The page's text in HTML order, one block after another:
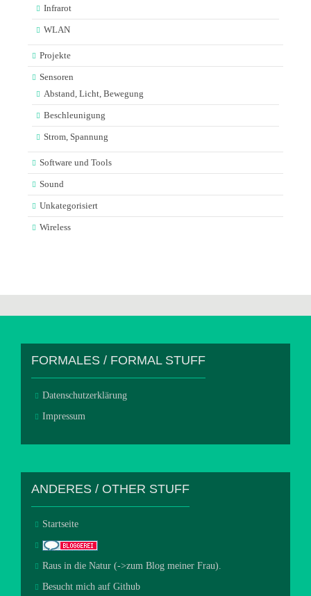
Infrarot
WLAN
Projekte
Sensoren
Abstand, Licht, Bewegung
Beschleunigung
Strom, Spannung
Software und Tools
Sound
Unkategorisiert
Wireless
FORMALES / FORMAL STUFF
Datenschutzerklärung
Impressum
ANDERES / OTHER STUFF
Startseite
Raus in die Natur (->zum Blog meiner Frau).
Besucht mich auf Github